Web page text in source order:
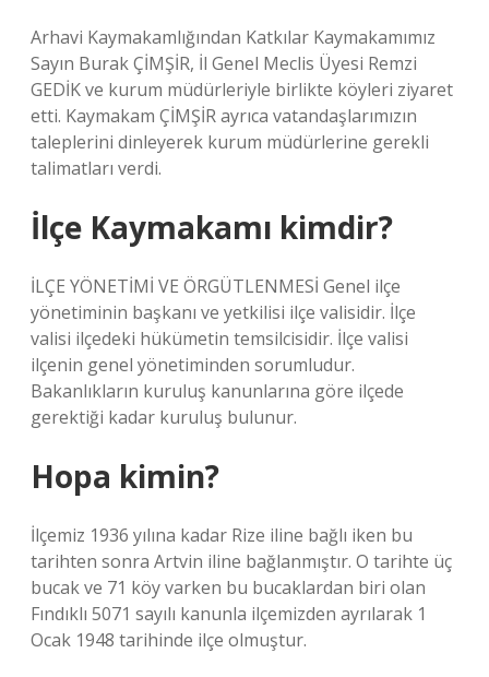
Arhavi Kaymakamlığından Katkılar Kaymakamımız
Sayın Burak ÇİMŞİR, İl Genel Meclis Üyesi Remzi
GEDİK ve kurum müdürleriyle birlikte köyleri ziyaret
etti. Kaymakam ÇİMŞİR ayrıca vatandaşlarımızın
taleplerini dinleyerek kurum müdürlerine gerekli
talimatları verdi.
İlçe Kaymakamı kimdir?
İLÇE YÖNETİMİ VE ÖRGÜTLENMESİ Genel ilçe
yönetiminin başkanı ve yetkilisi ilçe valisidir. İlçe
valisi ilçedeki hükümetin temsilcisidir. İlçe valisi
ilçenin genel yönetiminden sorumludur.
Bakanlıkların kuruluş kanunlarına göre ilçede
gerektiği kadar kuruluş bulunur.
Hopa kimin?
İlçemiz 1936 yılına kadar Rize iline bağlı iken bu
tarihten sonra Artvin iline bağlanmıştır. O tarihte üç
bucak ve 71 köy varken bu bucaklardan biri olan
Fındıklı 5071 sayılı kanunla ilçemizden ayrılarak 1
Ocak 1948 tarihinde ilçe olmuştur.